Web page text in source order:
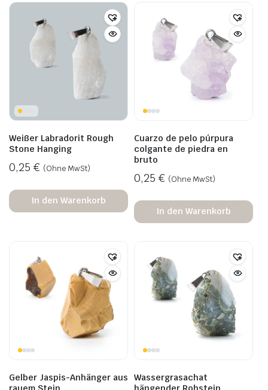
Weißer Labradorit Rough
Stone Hanging
0,25 € (Ohne MwSt)
In den Warenkorb
Cuarzo de pelo púrpura
colgante de piedra en
bruto
0,25 € (Ohne MwSt)
In den Warenkorb
Gelber Jaspis-Anhänger aus
Wassergrasachat